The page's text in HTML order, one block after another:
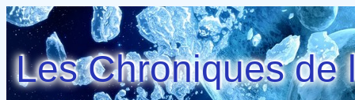
Les Chroniques de